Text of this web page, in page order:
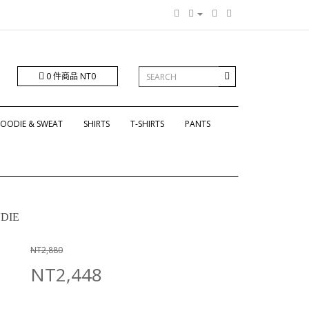
0 件商品 NT0
& SWEAT SHIRTS T-SHIRTS PANTS
NT2,880
NT2,448